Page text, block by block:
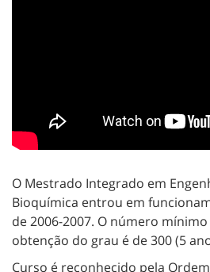
O Mestrado Integrado em
Bioquímica entrou em
de 2006-2007. O número
obtenção do grau é de 300 (5
Curso é reconhecido pela